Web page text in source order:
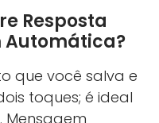
Resposta
Automática?
que você salva e
toques; é ideal